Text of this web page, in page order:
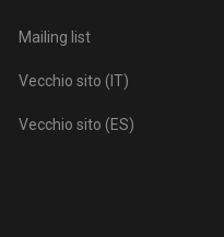
Mailing list
Vecchio sito (IT)
Vecchio sito (ES)